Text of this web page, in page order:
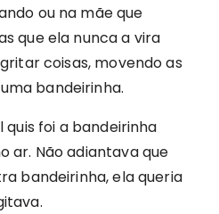
ou na mãe que
que ela nunca a vira
coisas, movendo as
bandeirinha.
quis foi a bandeirinha
ar. Não adiantava que
bandeirinha, ela queria